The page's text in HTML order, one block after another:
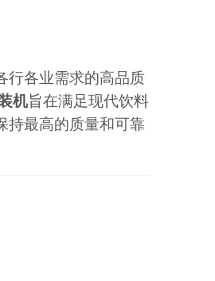
行各业需求的高品质
机旨在满足现代饮料
持最高的质量和可靠